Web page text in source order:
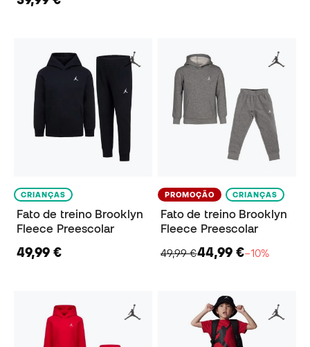
CRIANÇAS
Fato de treino Brooklyn
Fleece Preescolar
49,99 €
PROMOÇÃO CRIANÇAS
Fato de treino Brooklyn
Fleece Preescolar
49,99 €44,99 €−10%